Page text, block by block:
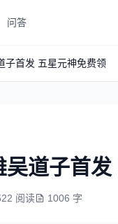
问答
子首发 五星元神免费领
吴道子首
阅读 1006 字